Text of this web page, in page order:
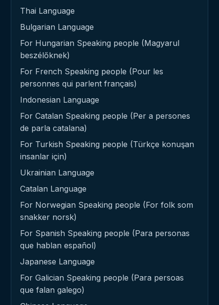
Thai Language
Bulgarian Language
For Hungarian Speaking people (Magyarul
beszélőknek)
For French Speaking people (Pour les
personnes qui parlent français)
Indonesian Language
For Catalan Speaking people (Per a persones
de parla catalana)
For Turkish Speaking people (Türkçe konuşan
insanlar için)
Ukrainian Language
Catalan Language
For Norwegian Speaking people (For folk som
snakker norsk)
For Spanish Speaking people (Para personas
que hablan español)
Japanese Language
For Galician Speaking people (Para persoas
que falan galego)